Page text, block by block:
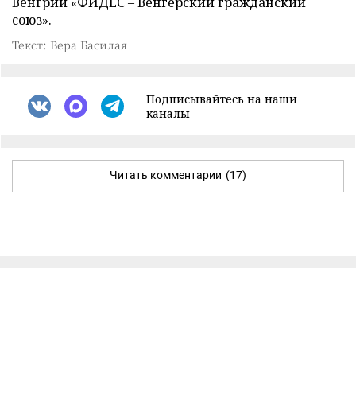
союз».
Текст: Вера Басилая
Подписывайтесь на наши
каналы
Читать комментарии (17)